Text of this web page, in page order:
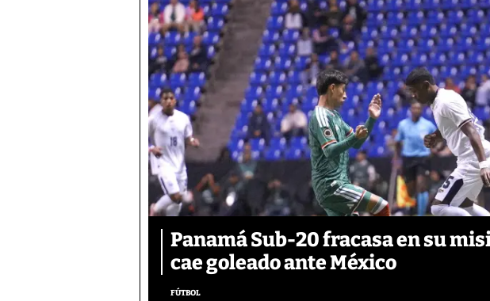
Panamá Sub-20 fracasa en su
cae goleado ante México
FÚTBOL